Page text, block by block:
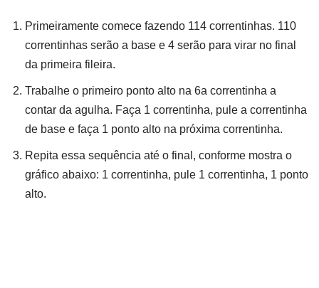
Primeiramente comece fazendo 114 correntinhas. 110
correntinhas serão a base e 4 serão para virar no final
da primeira fileira.
Trabalhe o primeiro ponto alto na 6a correntinha a
contar da agulha. Faça 1 correntinha, pule a correntinha
de base e faça 1 ponto alto na próxima correntinha.
Repita essa sequência até o final, conforme mostra o
gráfico abaixo: 1 correntinha, pule 1 correntinha, 1 ponto
alto.